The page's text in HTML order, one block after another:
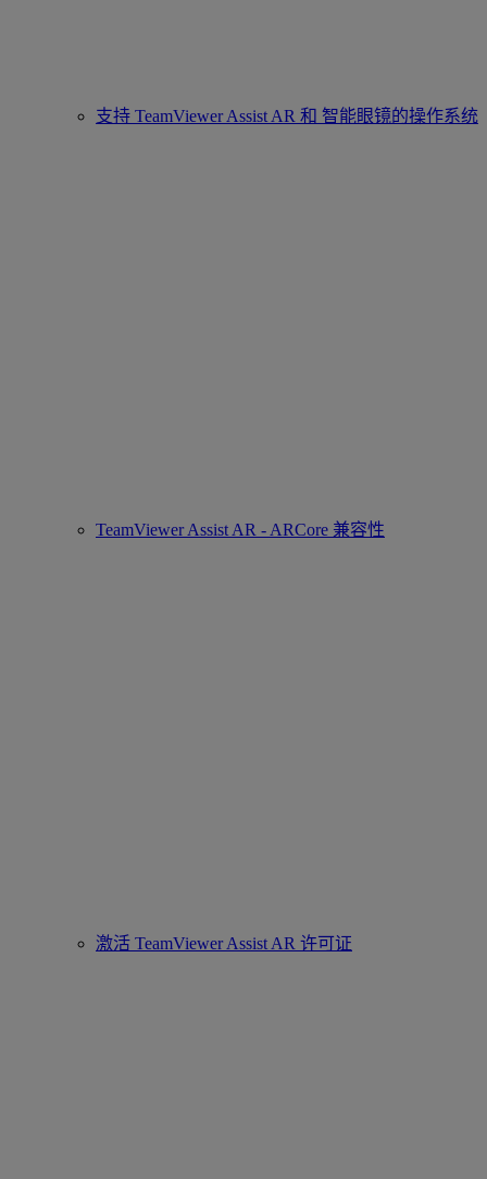
支持 TeamViewer Assist AR 和 智能眼镜的操作系统
TeamViewer Assist AR - ARCore 兼容性
激活 TeamViewer Assist AR 许可证